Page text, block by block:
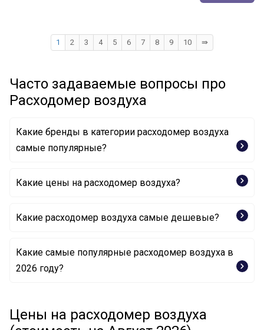
1 2 3 4 5 6 7 8 9 10 ⇛
Часто задаваемые вопросы про
Расходомер воздуха
Какие бренды в категории расходомер воздуха
самые популярные?
Какие цены на расходомер воздуха?
Какие расходомер воздуха самые дешевые?
Расходомер воздуха LM1027 AUTLOG
Расходомер воздуха 19060195001 vika
Какие самые популярные расходомер воздуха в
2026 году?
Расходомер воздуха DMA-0113 DENSO
Расходомер воздуха 93171527 OPEL
Цены на расходомер воздуха